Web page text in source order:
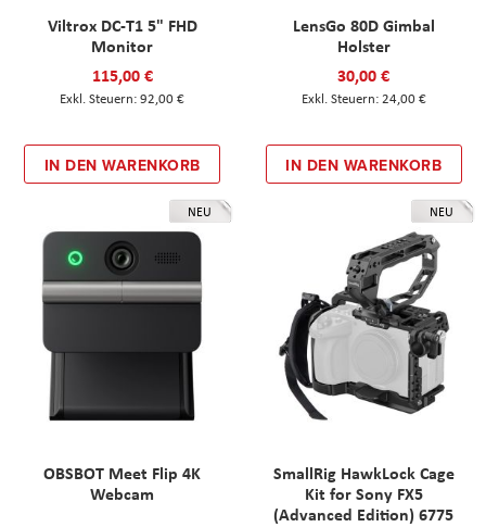
Viltrox DC-T1 5" FHD
Monitor
115,00 €
92,00 €
IN DEN WARENKORB
LensGo 80D Gimbal
Holster
30,00 €
24,00 €
IN DEN WARENKORB
NEU
OBSBOT Meet Flip 4K
Webcam
NEU
SmallRig HawkLock Cage
Kit for Sony FX5
(Advanced Edition) 6775